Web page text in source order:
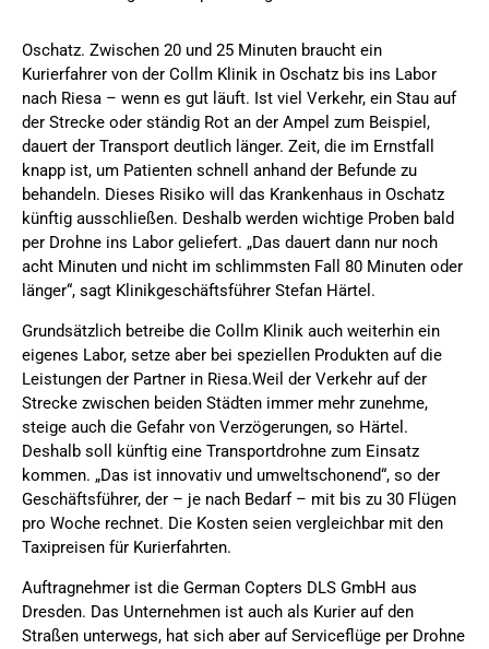
Oschatz. Zwischen 20 und 25 Minuten braucht ein
Kurierfahrer von der Collm Klinik in Oschatz bis ins Labor
nach Riesa – wenn es gut läuft. Ist viel Verkehr, ein Stau auf
der Strecke oder ständig Rot an der Ampel zum Beispiel,
dauert der Transport deutlich länger. Zeit, die im Ernstfall
knapp ist, um Patienten schnell anhand der Befunde zu
behandeln. Dieses Risiko will das Krankenhaus in Oschatz
künftig ausschließen. Deshalb werden wichtige Proben bald
per Drohne ins Labor geliefert. „Das dauert dann nur noch
acht Minuten und nicht im schlimmsten Fall 80 Minuten oder
länger“, sagt Klinikgeschäftsführer Stefan Härtel.
Grundsätzlich betreibe die Collm Klinik auch weiterhin ein
eigenes Labor, setze aber bei speziellen Produkten auf die
Leistungen der Partner in Riesa.Weil der Verkehr auf der
Strecke zwischen beiden Städten immer mehr zunehme,
steige auch die Gefahr von Verzögerungen, so Härtel.
Deshalb soll künftig eine Transportdrohne zum Einsatz
kommen. „Das ist innovativ und umweltschonend“, so der
Geschäftsführer, der – je nach Bedarf – mit bis zu 30 Flügen
pro Woche rechnet. Die Kosten seien vergleichbar mit den
Taxipreisen für Kurierfahrten.
Auftragnehmer ist die German Copters DLS GmbH aus
Dresden. Das Unternehmen ist auch als Kurier auf den
Straßen unterwegs, hat sich aber auf Serviceflüge per Drohne